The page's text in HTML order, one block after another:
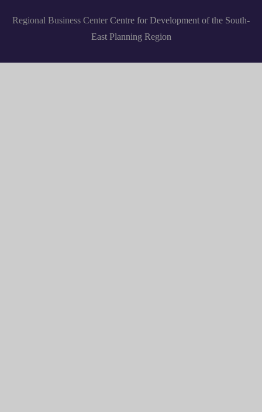
Regional Business Center Centre for Development of the South-
East Planning Region